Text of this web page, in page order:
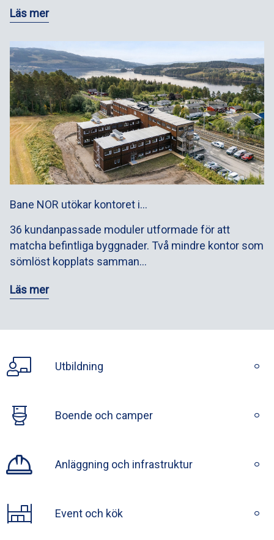
Läs mer
Bane NOR utökar kontoret i…
36 kundanpassade moduler utformade för att
matcha befintliga byggnader. Två mindre kontor som
sömlöst kopplats samman…
Läs mer
Utbildning
Boende och camper
Anläggning och infrastruktur
Event och kök